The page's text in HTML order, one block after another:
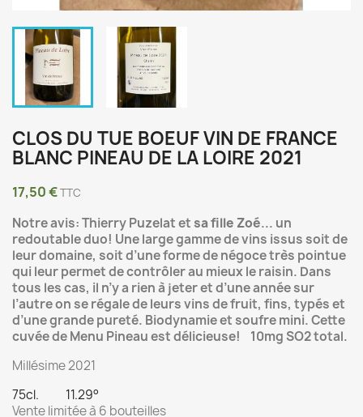
CLOS DU TUE BOEUF VIN DE FRANCE
BLANC PINEAU DE LA LOIRE 2021
17,50 €TTC
Notre avis: Thierry Puzelat etsa fille Zoé... un
redoutable duo! Une large gamme de vins issus soit de
leur domaine, soit d’une forme de négoce très pointue
qui leur permet de contrôler au mieux le raisin. Dans
tous les cas, il n’y a rien à jeter et d’une année sur
l’autre on se régale de leurs vins de fruit, fins, typés et
d’une grande pureté. Biodynamie et soufre mini. Cette
cuvée de Menu Pineau est délicieuse! 10mg SO2 total.
Millésime 2021
75cl. 11.29°
Vente limitée à 6 bouteilles